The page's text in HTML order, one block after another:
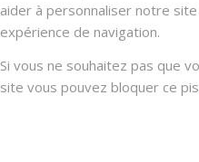
aider à personnaliser notre
expérience de navigation.
Si vous ne souhaitez pas que
site vous pouvez bloquer ce